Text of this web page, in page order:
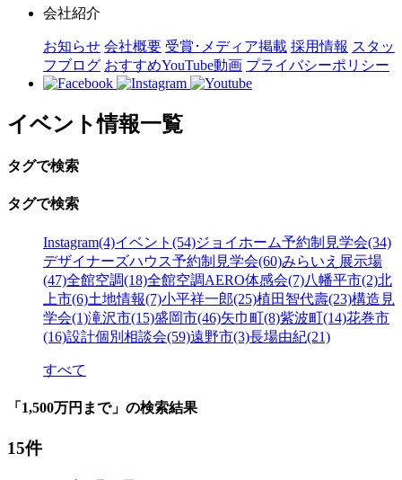
会社紹介
お知らせ 会社概要 受賞･メディア掲載 採用情報 スタッ
フブログ おすすめYouTube動画 プライバシーポリシー
イベント情報一覧
タグで検索
タグで検索
Instagram(4)イベント(54)ジョイホーム予約制見学会(34)
デザイナーズハウス予約制見学会(60)みらいえ展示場
(47)全館空調(18)全館空調AERO体感会(7)八幡平市(2)北
上市(6)土地情報(7)小平祥一郎(25)植田智代壽(23)構造見
学会(1)滝沢市(15)盛岡市(46)矢巾町(8)紫波町(14)花巻市
(16)設計個別相談会(59)遠野市(3)長場由紀(21)
すべて
「1,500万円まで」の検索結果
15件